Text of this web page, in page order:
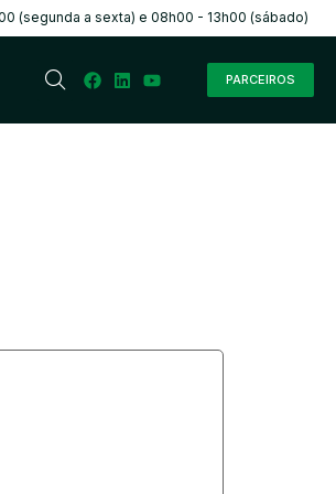
(segunda a sexta) e 08h00 - 13h00 (sábado)
PARCEIROS